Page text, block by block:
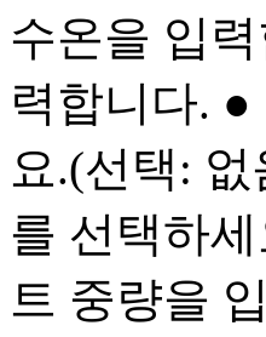
수온을 입
력합니다.
요.(선택:
를 선택하
트 중량을